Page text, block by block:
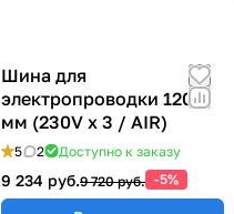
Шина для
электропроводки 1200
мм (230V x 3 / AIR)
5 2 Доступно к заказу
9 234 руб.9 720 руб. -5%